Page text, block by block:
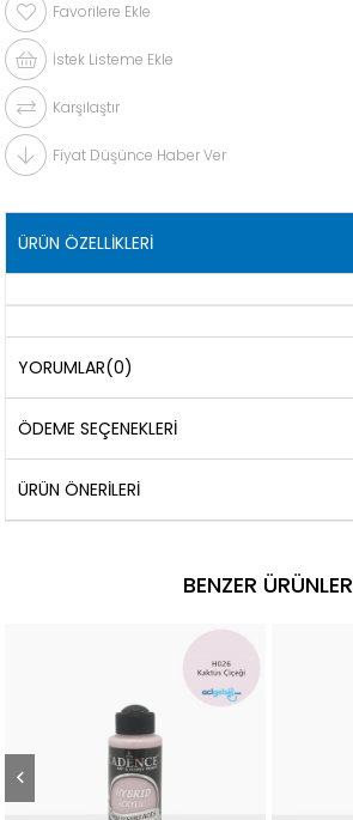
Favorilere Ekle
İstek Listeme Ekle
Karşılaştır
Fiyat Düşünce Haber Ver
ÜRÜN ÖZELLIKLERI
YORUMLAR(0)
ÖDEME SEÇENEKLERI
ÜRÜN ÖNERILERI
BENZER ÜRÜNLER